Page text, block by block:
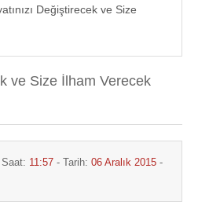
Değiştirecek ve Size
ve Size İlham Verecek
11:57 - Tarih: 06 Aralık 2015 -